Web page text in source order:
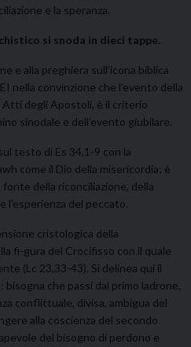
e la speranza.
si snoda in dieci tappe.
e alla preghiera sull’icona biblica
nella convinzione che l’evento della
degli Apostoli, è il criterio
sinodale e dell’evento giubilare.
testo di Es 34,1-9 con la
come il Dio della misericordia; è
della riconciliazione, della
l’esperienza del peccato.
cristologica della
fi-gura del Crocifisso con il quale
(Lc 23,33-43). Si delinea qui il
che passi dal primo ladrone,
conflittuale, divisa, ambigua del
alla coscienza del secondo
del bisogno di perdono e